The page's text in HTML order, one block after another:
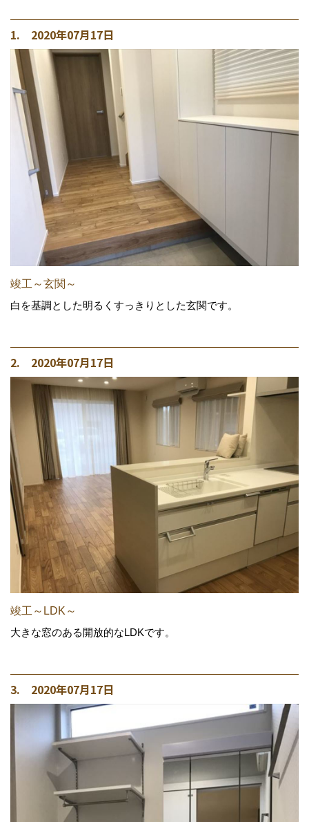
1. 2020年07月17日
竣工～玄関～
白を基調とした明るくすっきりとした玄関です。
2. 2020年07月17日
竣工～LDK～
大きな窓のある開放的なLDKです。
3. 2020年07月17日